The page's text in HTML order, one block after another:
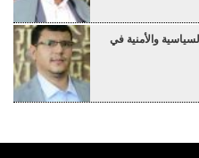
والأمنية في